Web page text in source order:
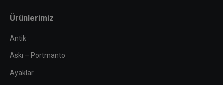
opens
in
window
opens
window
opens
windowwindow
Ürünlerimiz
Antik
Askı – Portmanto
Ayaklar